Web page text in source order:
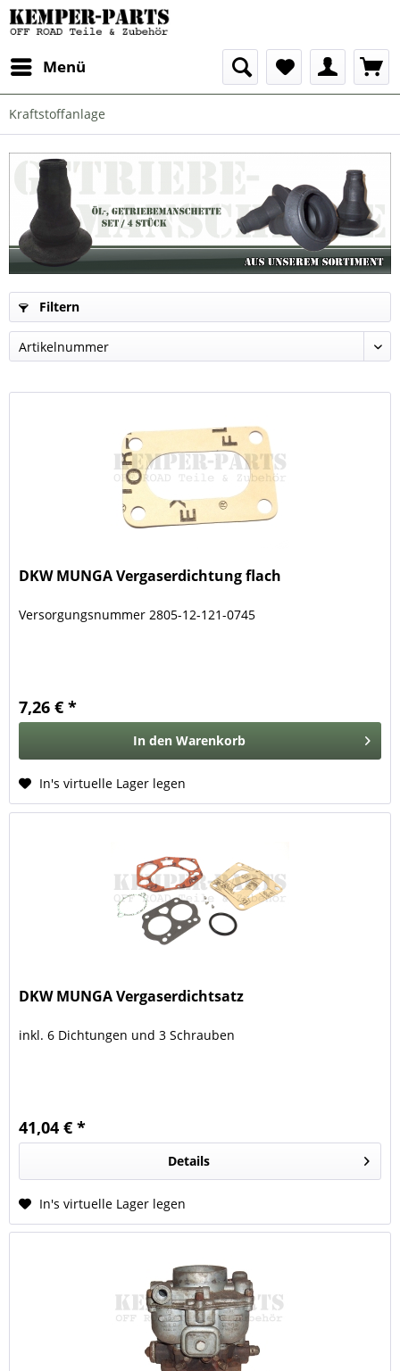
Menü
Kraftstoffanlage
Filtern
DKW MUNGA Vergaserdichtung flach
Versorgungsnummer 2805-12-121-0745
7,26 € *
In den Warenkorb
In's virtuelle Lager legen
DKW MUNGA Vergaserdichtsatz
inkl. 6 Dichtungen und 3 Schrauben
41,04 € *
Details
In's virtuelle Lager legen